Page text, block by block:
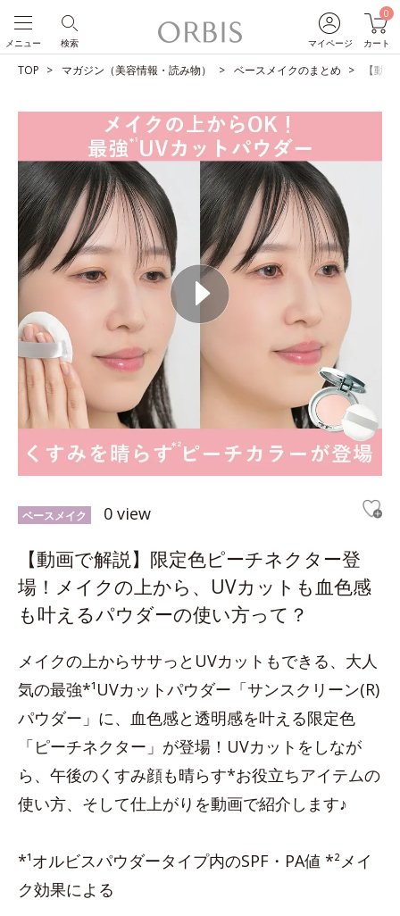
マイページ
0
カート
検索
メニュー
TOP マガジン（美容情報・読み物） ベースメイクのまとめ 【動
ベースメイク 0 view
【動画で解説】限定色ピーチネクター登
場！メイクの上から、UVカットも血色感
も叶えるパウダーの使い方って？
メイクの上からササっとUVカットもできる、大人
気の最強*¹UVカットパウダー「サンスクリーン(R)
パウダー」に、血色感と透明感を叶える限定色
「ピーチネクター」が登場！UVカットをしなが
ら、午後のくすみ顔も晴らす*お役立ちアイテムの
使い方、そして仕上がりを動画で紹介します♪
*¹オルビスパウダータイプ内のSPF・PA値 *²メイ
ク効果による